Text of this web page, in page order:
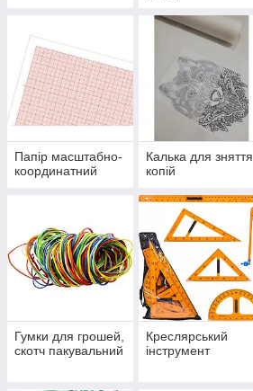
Папір масштабно-
координатний
Калька для зняття
копій
Гумки для грошей,
скотч пакувальний
Креслярський
інструмент